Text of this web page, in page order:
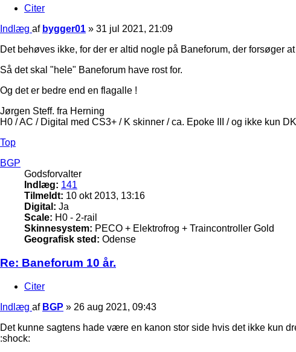
Citer
Indlæg af bygger01 » 31 jul 2021, 21:09
Det behøves ikke, for der er altid nogle på Baneforum, der forsøger
Så det skal "hele" Baneforum have rost for.
Og det er bedre end en flagalle !
Jørgen Steff. fra Herning
H0 / AC / Digital med CS3+ / K skinner / ca. Epoke III / og ikke kun
Top
BGP
Godsforvalter
Indlæg: 141
Tilmeldt: 10 okt 2013, 13:16
Digital: Ja
Scale: H0 - 2-rail
Skinnesystem: PECO + Elektrofrog + Traincontroller Gold
Geografisk sted: Odense
Re: Baneforum 10 år.
Citer
Indlæg af BGP » 26 aug 2021, 09:43
Det kunne sagtens hade være en kanon stor side hvis det ikke kun
:shock: